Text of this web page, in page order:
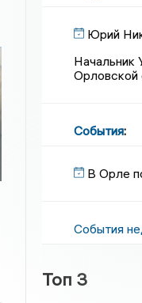
Юрий
Орловской
События:
В Орле
События
Топ 3